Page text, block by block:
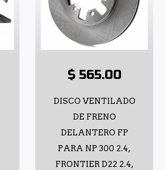
$ 565.00
DISCO VENTILADO
DE FRENO
DELANTERO FP
PARA NP 300 2.4,
FRONTIER D22 2.4,